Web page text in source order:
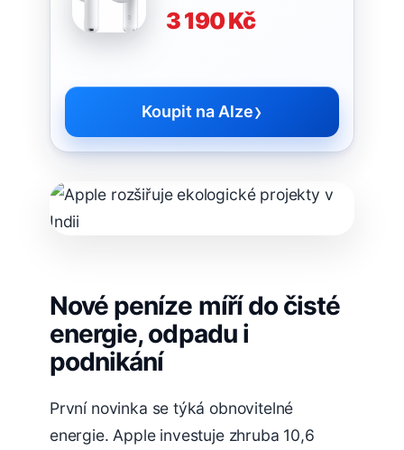
3 190 Kč
Koupit na Alze›
Nové peníze míří do čisté
energie, odpadu i
podnikání
První novinka se týká obnovitelné
energie. Apple investuje zhruba 10,6